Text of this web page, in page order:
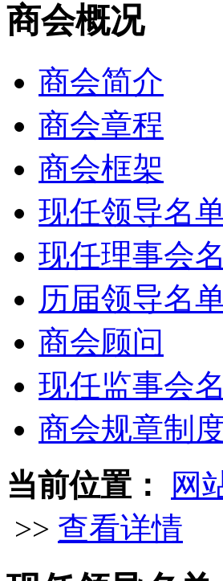
商会概况
商会简介
商会章程
商会框架
现任领导名
现任理事会
历届领导名
商会顾问
现任监事会
商会规章制
当前位置：
网
>> 查看详情